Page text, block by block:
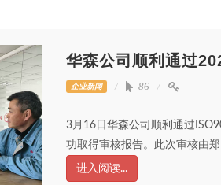
华森公司顺利通过
企业新闻 86
3月16日华森公司顺利通过
功取得审核报告。此次审核由
进入阅读...